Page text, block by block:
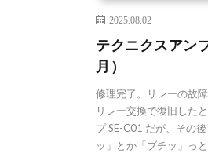
2025.08.02
テクニクスアン
月）
修理完了。リレーの故
リレー交換で復旧した
プ SE-C01 だが、その
ッ」とか「ブチッ」っ